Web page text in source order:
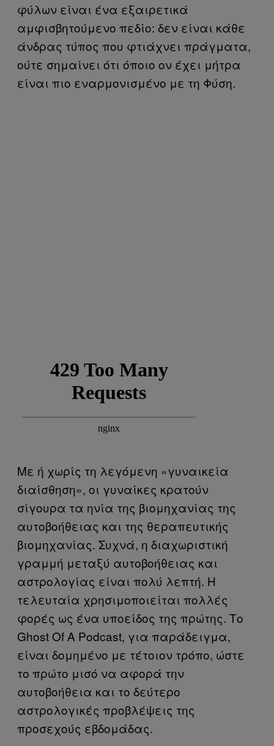
φύλων είναι ένα εξαιρετικά
αμφισβητούμενο πεδίο: δεν είναι κάθε
άνδρας τύπος που φτιάχνει πράγματα,
ούτε σημαίνει ότι όποιο ον έχει μήτρα
είναι πιο εναρμονισμένο με τη Φύση.
Με ή χωρίς τη λεγόμενη «γυναικεία
διαίσθηση», οι γυναίκες κρατούν
σίγουρα τα ηνία της βιομηχανίας της
αυτοβοήθειας και της θεραπευτικής
βιομηχανίας. Συχνά, η διαχωριστική
γραμμή μεταξύ αυτοβοήθειας και
αστρολογίας είναι πολύ λεπτή. Η
τελευταία χρησιμοποιείται πολλές
φορές ως ένα υποείδος της πρώτης. Το
Ghost Of A Podcast, για παράδειγμα,
είναι δομημένο με τέτοιον τρόπο, ώστε
το πρώτο μισό να αφορά την
αυτοβοήθεια και το δεύτερο
αστρολογικές προβλέψεις της
προσεχούς εβδομάδας.